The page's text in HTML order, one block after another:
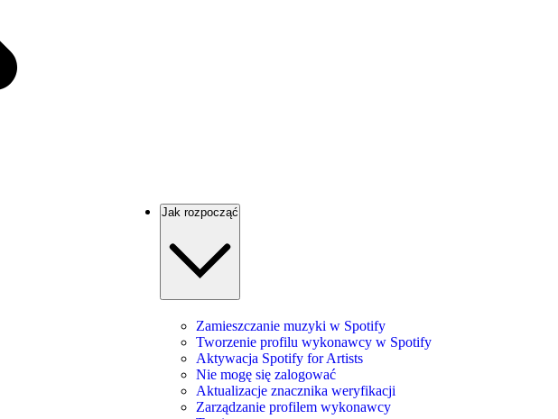
Jak rozpocząć
Zamieszczanie muzyki w Spotify
Tworzenie profilu wykonawcy w Spotify
Aktywacja Spotify for Artists
Nie mogę się zalogować
Aktualizacje znacznika weryfikacji
Zarządzanie profilem wykonawcy